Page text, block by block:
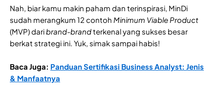
Nah, biar kamu makin paham dan terinspirasi, MinDi
sudah merangkum 12 contoh Minimum Viable Product
(MVP) daribrand-brandterkenal yang sukses besar
berkat strategi ini. Yuk, simak sampai habis!
Baca Juga: Panduan Sertifikasi Business Analyst: Jenis
& Manfaatnya